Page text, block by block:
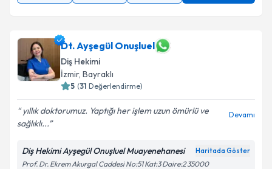
Dt. Ayşegül Onuşluel
Diş Hekimi
İzmir, Bayraklı
5 (31 Değerlendirme)
yıllık doktorumuz. Yaptığı her işlem uzun ömürlü ve
sağlıklı...
Devamı
Diş Hekimi Ayşegül Onuşluel Muayenehanesi Haritada Göster
Prof. Dr. Ekrem Akurgal Caddesi No:51 Kat:3 Daire:2 35000